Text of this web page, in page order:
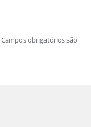
Campos obrigatórios são